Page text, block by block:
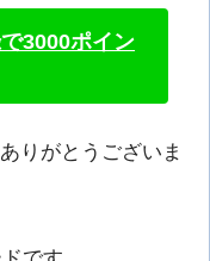
3000ポイン
りがとうございま